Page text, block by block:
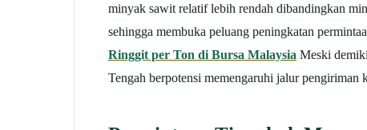
minyak sawit relatif lebih rendah dibandingkan
sehingga membuka peluang peningkatan
Ringgit per Ton di Bursa Malaysia Meski
Tengah berpotensi memengaruhi jalur pengiriman